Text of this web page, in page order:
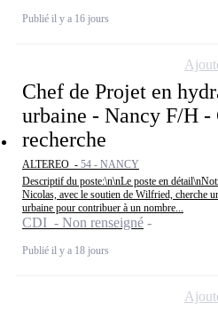
Publié il y a 16 jours
Chef de Projet en
urbaine - Nancy F/H -
recherche
ALTEREO - 54 - NANCY
Descriptif du poste:\n\nLe poste en
Nicolas, avec le soutien de Wilfried, cherche
urbaine pour contribuer à un nombre...
CDI - Non renseigné
Publié il y a 18 jours